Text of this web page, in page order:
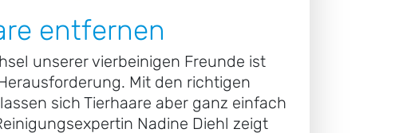
entfernen
unserer vierbeinigen Freunde ist
Mit den richtigen
sich Tierhaare aber ganz einfach
Nadine Diehl zeigt